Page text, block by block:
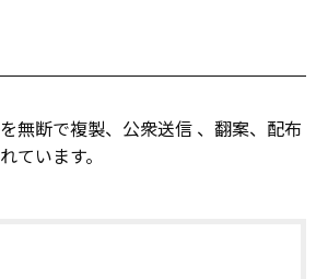
無断で複製、公衆送信 、翻案、配布
ています。